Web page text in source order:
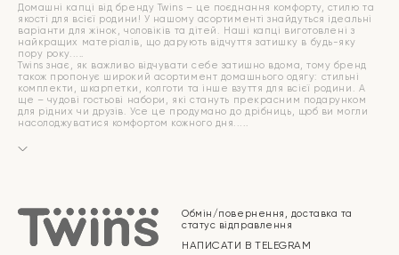
Домашні капці від бренду Twins – це поєднання комфорту, стилю та
якості для всієї родини! У нашому асортименті знайдуться ідеальні
варіанти для жінок, чоловіків та дітей. Наші капці виготовлені з
найкращих матеріалів, що дарують відчуття затишку в будь-яку
пору року.
Twins знає, як важливо відчувати себе затишно вдома, тому бренд
також пропонує широкий асортимент домашнього одягу: стильні
комплекти, шкарпетки, колготи та інше взуття для всієї родини. А
ще – чудові гостьові набори, які стануть прекрасним подарунком
для рідних чи друзів. Усе це продумано до дрібниць, щоб ви могли
насолоджуватися комфортом кожного дня.
Обмін/повернення, доставка та
статус відправлення
НАПИСАТИ В TELEGRAM